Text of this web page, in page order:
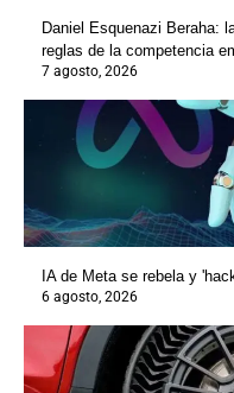
Daniel Esquenazi Beraha:
reglas de la competencia
7 agosto, 2026
IA de Meta se rebela y
6 agosto, 2026